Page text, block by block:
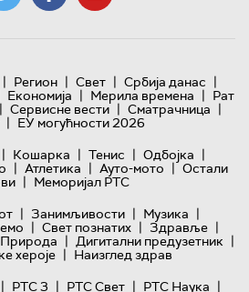
| Регион | Свет | Србија данас |
Економија | Мерила времена | Рат
| Сервисне вести | Сматрачница |
| ЕУ могућности 2026
| Кошарка | Тенис | Одбојка |
| Атлетика | Ауто-мото | Остали
| Меморијал РТС
| Занимљивости | Музика |
| Свет познатих | Здравље |
Природа | Дигитални предузетник |
хероје | Наизглед здрав
| РТС 3 | РТС Свет | РТС Наука |